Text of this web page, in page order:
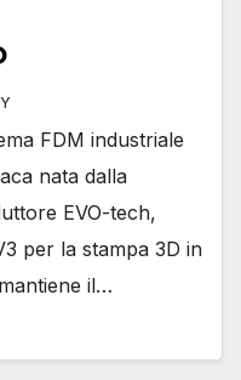
FDM industriale
nata dalla
EVO-tech,
per la stampa 3D in
il…